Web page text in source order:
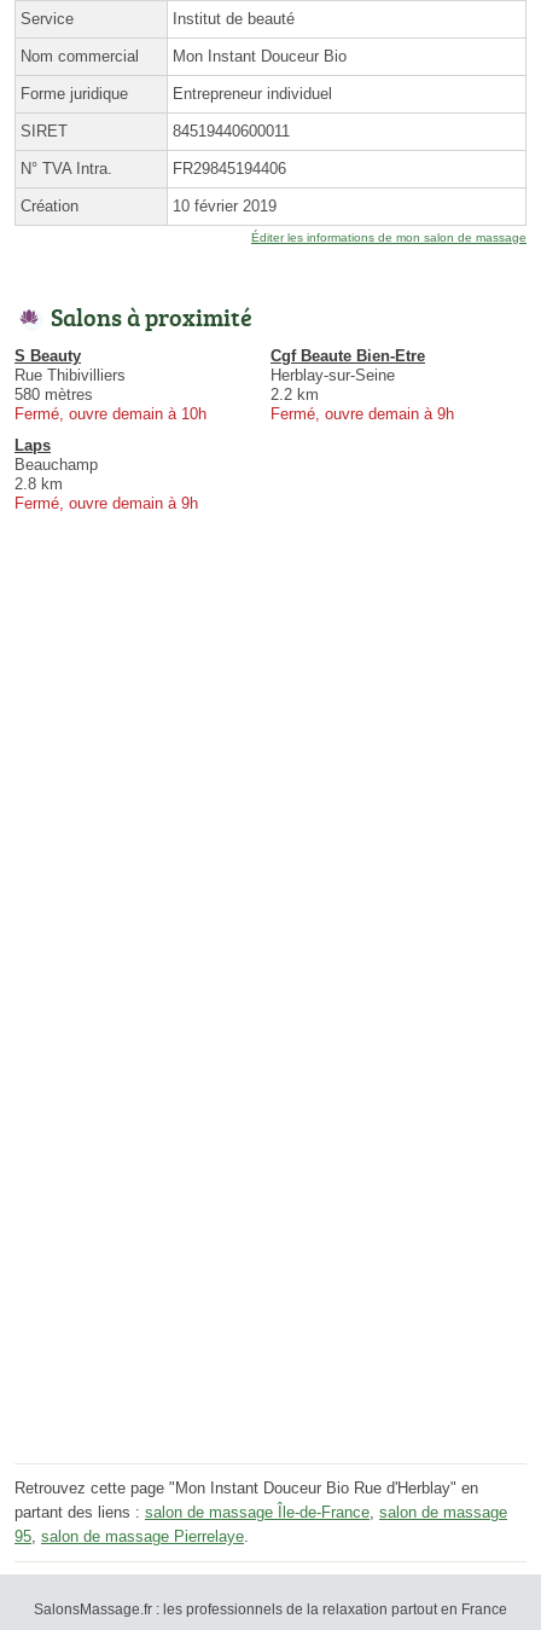
Service Institut de beauté
Nom commercial Mon Instant Douceur Bio
Forme juridique Entrepreneur individuel
SIRET 84519440600011
N° TVA Intra. FR29845194406
Création 10 février 2019
Éditer les informations de mon salon de massage
Salons à proximité
S Beauty
Rue Thibivilliers
580 mètres
Fermé, ouvre demain à 10h
Cgf Beaute Bien-Etre
Herblay-sur-Seine
2.2 km
Fermé, ouvre demain à 9h
Laps
Beauchamp
2.8 km
Fermé, ouvre demain à 9h
Retrouvez cette page "Mon Instant Douceur Bio Rue d'Herblay" en
partant des liens : salon de massage Île-de-France salon de massage
95 salon de massage Pierrelaye
SalonsMassage.fr : les professionnels de la relaxation partout en France